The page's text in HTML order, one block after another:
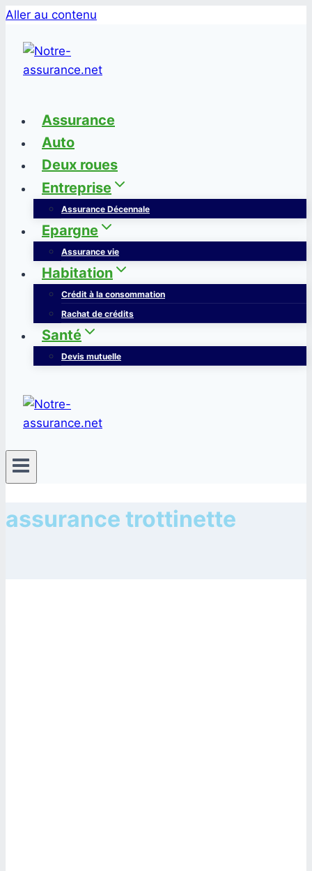
Aller au contenu
Assurance
Auto
Deux roues
Entreprise
Assurance Décennale
Epargne
Assurance vie
Habitation
Crédit à la consommation
Rachat de crédits
Santé
Devis mutuelle
assurance trottinette